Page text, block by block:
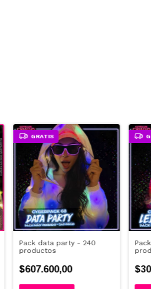
GRATIS
Pack data party - 240
productos
$607.600,00